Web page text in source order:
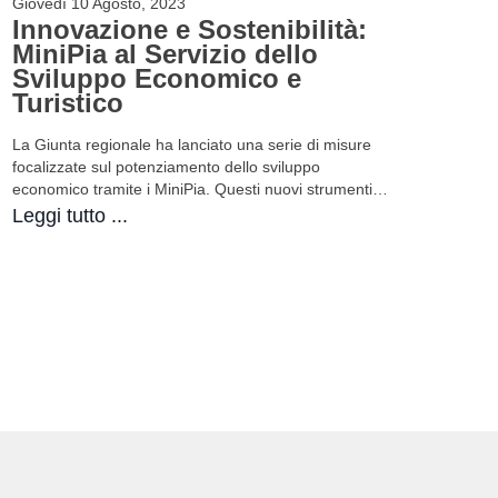
Innovazione e Sostenibilità:
MiniPia al Servizio dello
Sviluppo Economico e
Turistico
La Giunta regionale ha lanciato una serie di misure
focalizzate sul potenziamento dello sviluppo
economico tramite i MiniPia. Questi nuovi strumenti…
Leggi tutto ...